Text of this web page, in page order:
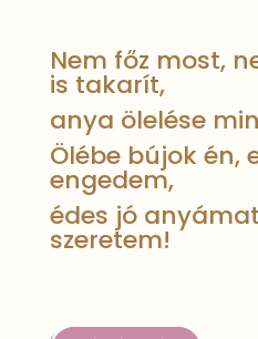
Nem főz most,
is takarít,
anya ölelése
Ölébe bújok én,
engedem,
édes jó
szeretem!